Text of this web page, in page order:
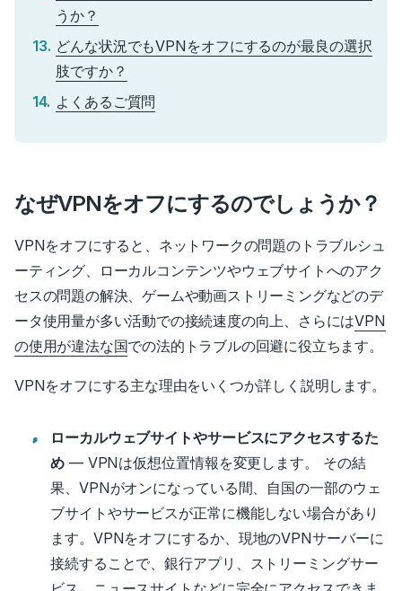
うか？
どんな状況でもVPNをオフにするのが最良の選択
肢ですか？
よくあるご質問
なぜVPNをオフにするのでしょうか？
VPNをオフにすると、ネットワークの問題のトラブルシュ
ーティング、ローカルコンテンツやウェブサイトへのアク
セスの問題の解決、ゲームや動画ストリーミングなどのデ
ータ使用量が多い活動での接続速度の向上、さらにはVPN
の使用が違法な国での法的トラブルの回避に役立ちます。
VPNをオフにする主な理由をいくつか詳しく説明します。
ローカルウェブサイトやサービスにアクセスするた
め— VPNは仮想位置情報を変更します。 その結
果、VPNがオンになっている間、自国の一部のウェ
ブサイトやサービスが正常に機能しない場合があり
ます。 VPNをオフにするか、現地のVPNサーバーに
接続することで、銀行アプリ、ストリーミングサー